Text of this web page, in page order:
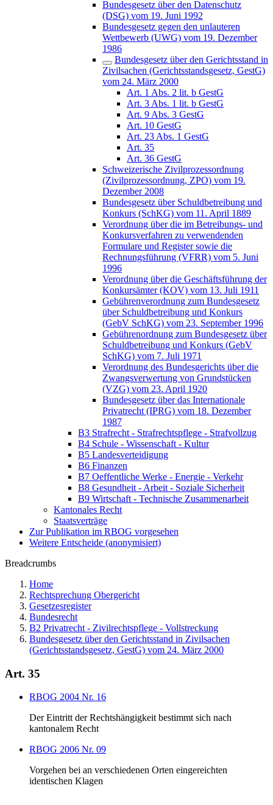
Bundesgesetz über den Datenschutz
(DSG) vom 19. Juni 1992
Bundesgesetz gegen den unlauteren
Wettbewerb (UWG) vom 19. Dezember
1986
Bundesgesetz über den Gerichtsstand in
Zivilsachen (Gerichtsstandsgesetz, GestG)
vom 24. März 2000
Art. 1 Abs. 2 lit. b GestG
Art. 3 Abs. 1 lit. b GestG
Art. 9 Abs. 3 GestG
Art. 10 GestG
Art. 23 Abs. 1 GestG
Art. 35
Art. 36 GestG
Schweizerische Zivilprozessordnung
(Zivilprozessordnung, ZPO) vom 19.
Dezember 2008
Bundesgesetz über Schuldbetreibung und
Konkurs (SchKG) vom 11. April 1889
Verordnung über die im Betreibungs- und
Konkursverfahren zu verwendenden
Formulare und Register sowie die
Rechnungsführung (VFRR) vom 5. Juni
1996
Verordnung über die Geschäftsführung der
Konkursämter (KOV) vom 13. Juli 1911
Gebührenverordnung zum Bundesgesetz
über Schuldbetreibung und Konkurs
(GebV SchKG) vom 23. September 1996
Gebührenordnung zum Bundesgesetz über
Schuldbetreibung und Konkurs (GebV
SchKG) vom 7. Juli 1971
Verordnung des Bundesgerichts über die
Zwangsverwertung von Grundstücken
(VZG) vom 23. April 1920
Bundesgesetz über das Internationale
Privatrecht (IPRG) vom 18. Dezember
1987
B3 Strafrecht - Strafrechtspflege - Strafvollzug
B4 Schule - Wissenschaft - Kultur
B5 Landesverteidigung
B6 Finanzen
B7 Oeffentliche Werke - Energie - Verkehr
B8 Gesundheit - Arbeit - Soziale Sicherheit
B9 Wirtschaft - Technische Zusammenarbeit
Kantonales Recht
Staatsverträge
Zur Publikation im RBOG vorgesehen
Weitere Entscheide (anonymisiert)
Breadcrumbs
Home
Rechtsprechung Obergericht
Gesetzesregister
Bundesrecht
B2 Privatrecht - Zivilrechtspflege - Vollstreckung
Bundesgesetz über den Gerichtsstand in Zivilsachen
(Gerichtsstandsgesetz, GestG) vom 24. März 2000
Art. 35
RBOG 2004 Nr. 16
Der Eintritt der Rechtshängigkeit bestimmt sich nach
kantonalem Recht
RBOG 2006 Nr. 09
Vorgehen bei an verschiedenen Orten eingereichten
identischen Klagen